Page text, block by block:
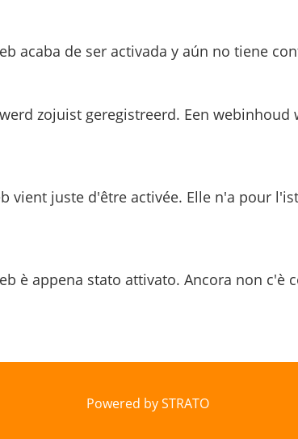
acaba de ser activada y aún no tiene
zojuist geregistreerd. Een webinhoud
vient juste d'être activée. Elle n'a pour
è appena stato attivato. Ancora non c'è
Powered by STRATO